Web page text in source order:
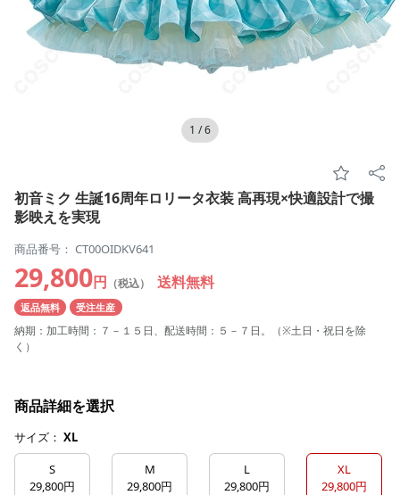
1 /6
初音ミク 生誕16周年ロリータ衣装 高再現×快適設計で撮
影映えを実現
商品番号： CT00OIDKV641
29,800円 （税込） 送料無料
返品無料 受注生産
納期：加工時間：７－１５日、配送時間：５－７日。（※土日・祝日を除
く）
商品詳細を選択
サイズ： XL
S
29,800円
M
29,800円
L
29,800円
XL
29,800円